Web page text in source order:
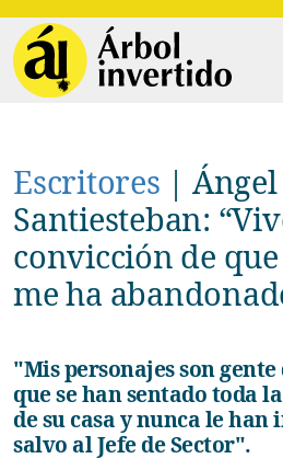
Escritores | Ángel
Santiesteban:
convicción de
me ha
"Mis personajes son gente de barrio. Tipos
que se han sentado toda
de su casa y nunca le han
salvo al Jefe de Sector".